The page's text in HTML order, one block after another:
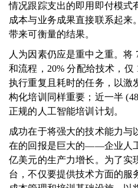
情况跟踪支出的即用即付模式
成本与业务成果直接联系起来
带来可衡量的结果。
人为因素仍应是重中之重。将
和流程，20% 分配给技术，仅
执行重复且耗时的任务，以激
构化培训同样重要；近一半
正规的人工智能培训计划。
成功在于将强大的技术能力与
在的回报是巨大的——企业人
亿美元的生产力增长。为了实
台，不仅要提供技术方面的服